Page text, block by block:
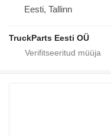
Eesti, Tallinn
TruckParts Eesti OÜ